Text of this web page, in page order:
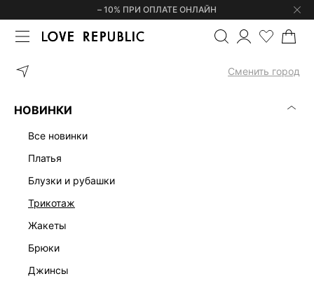
– 10% ПРИ ОПЛАТЕ ОНЛАЙН
Сменить город
НОВИНКИ
все новинки
платья
блузки и рубашки
трикотаж
жакеты
брюки
джинсы
ГЛАВНАЯ ДЖИНСОВЫЕ ШОРТЫ С